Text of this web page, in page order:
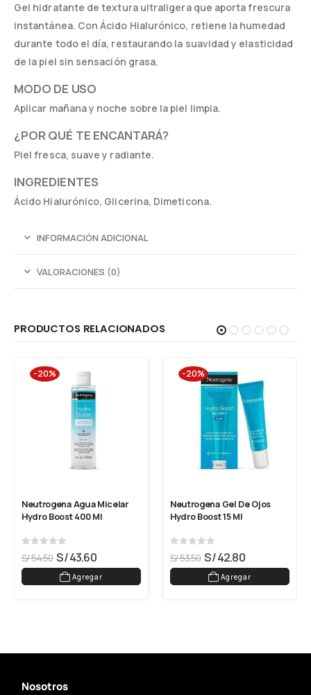
Gel hidratante de textura ultraligera que aporta frescura
instantánea. Con Ácido Hialurónico, retiene la humedad
durante todo el día, restaurando la suavidad y elasticidad
de la piel sin sensación grasa.
MODO DE USO
Aplicar mañana y noche sobre la piel limpia.
¿POR QUÉ TE ENCANTARÁ?
Piel fresca, suave y radiante.
INGREDIENTES
Ácido Hialurónico, Glicerina, Dimeticona.
INFORMACIÓN ADICIONAL
VALORACIONES (0)
PRODUCTOS RELACIONADOS
-20%
Neutrogena Agua Micelar
Hydro Boost 400 Ml
out of 5
S/54.50 S/43.60
Agregar
-20%
Neutrogena Gel De Ojos
Hydro Boost 15 Ml
out of 5
S/53.50 S/42.80
Agregar
Nosotros